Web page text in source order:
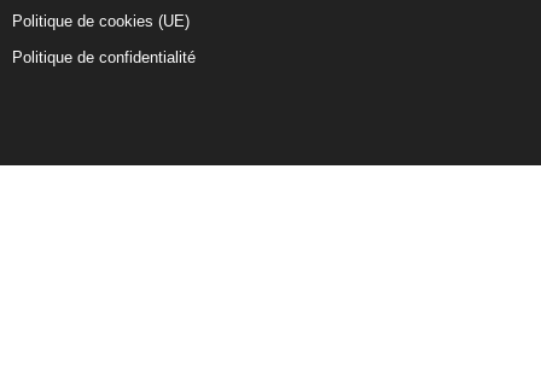
Politique de cookies (UE)
Politique de confidentialité